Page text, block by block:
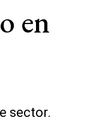
en
sector.